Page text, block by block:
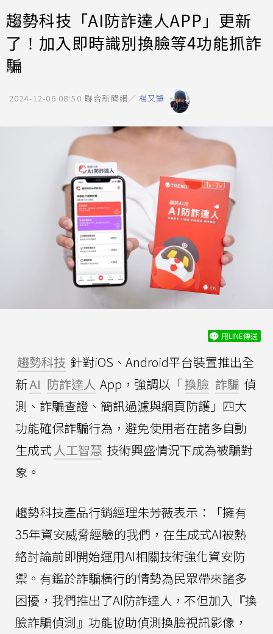
趨勢科技「AI防詐達人APP」更新
了！加入即時識別換臉等4功能抓詐
騙
2024-12-06 08:50 聯合新聞網／ 楊又肇
用LINE傳送
趨勢科技 針對iOS、Android平台裝置推出全
新AI 防詐達人 App，強調以「換臉 詐騙 偵
測、詐騙查證、簡訊過濾與網頁防護」四大
功能確保詐騙行為，避免使用者在諸多自動
生成式 人工智慧 技術興盛情況下成為被騙對
象。
趨勢科技產品行銷經理朱芳薇表示：「擁有
35年資安威脅經驗的我們，在生成式AI被熱
絡討論前即開始運用AI相關技術強化資安防
禦。有鑑於詐騙橫行的情勢為民眾帶來諸多
困擾，我們推出了AI防詐達人，不但加入『換
臉詐騙偵測』功能協助偵測換臉視訊影像，